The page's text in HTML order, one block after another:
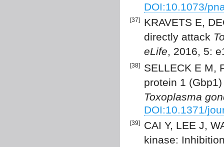
DOI:10.1073/
[37]
KRAVETS E,
directly attack
eLife, 2016, 5:
[38]
SELLECK E M,
protein 1
Toxoplasma
DOI:10.1371/
[39]
CAI Y, LEE J,
kinase: